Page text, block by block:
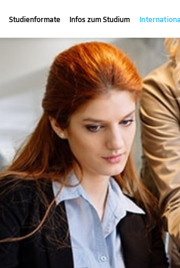
Studienformate Infos zum Studium